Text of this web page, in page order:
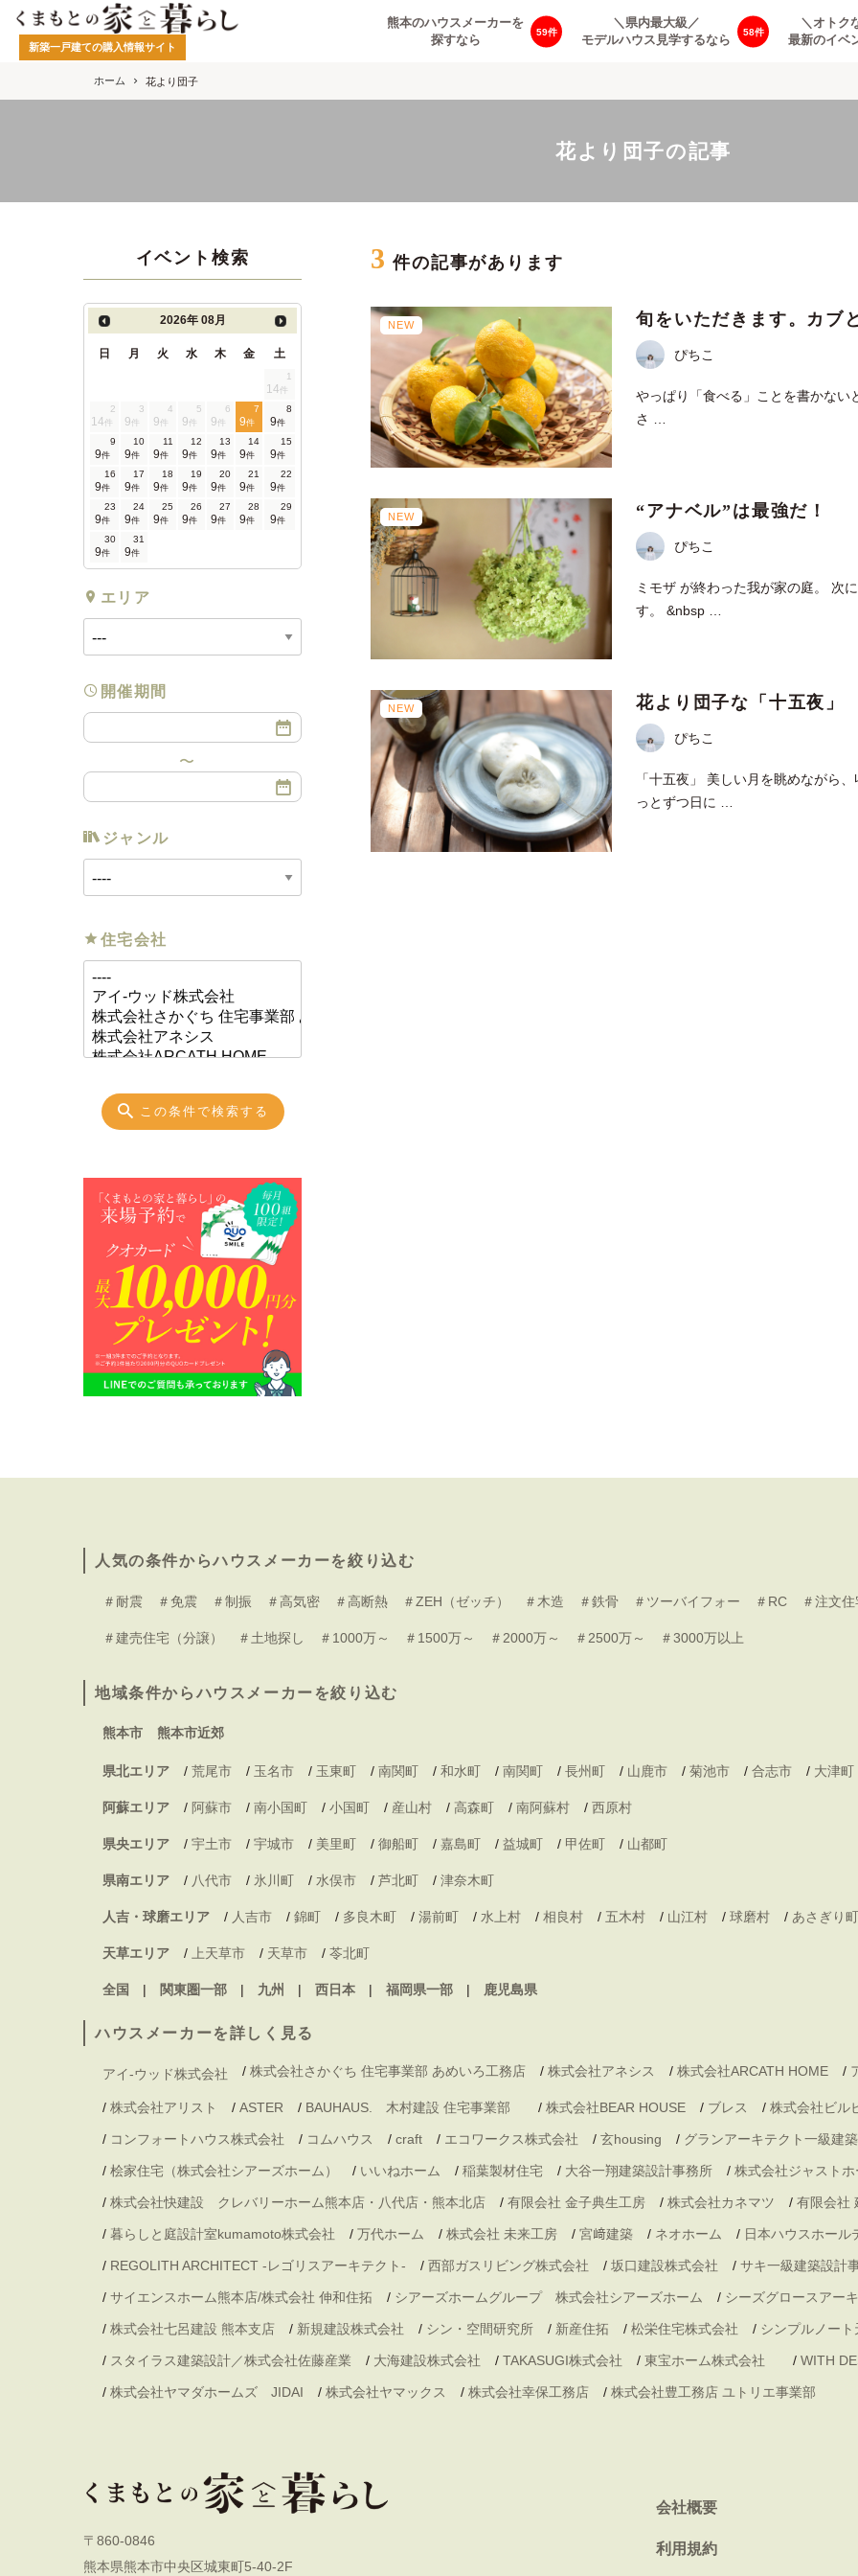
新築一戸建ての購入情報サイト
59
熊本のハウスメーカーを
探すなら
58
＼県内最大級／
モデルハウス見学するなら
＼オトク
最新のイベ
ホーム 花より団子
花より団子の記事
イベント検索
2026年 08月
日 月 火 水 木 金 土
1
14件
2
14件
3
9件
4
9件
5
9件
6
9件
7
9件
8
9件
9
9件
10
9件
11
9件
12
9件
13
9件
14
9件
15
9件
16
9件
17
9件
18
9件
19
9件
20
9件
21
9件
22
9件
23
9件
24
9件
25
9件
26
9件
27
9件
28
9件
29
9件
30
9件
31
9件
エリア
開催期間
ジャンル
住宅会社
この条件で検索する
3 件の記事があります
NEW 旬をいただきます。カブ
ぴちこ
やっぱり「食べる」ことを書かな
さ …
NEW “アナベル”は最強だ！
ぴちこ
ミモザ が終わった我が家の庭。 次
す。 &nbsp …
NEW 花より団子な「十五夜」
ぴちこ
「十五夜」 美しい月を眺めながら
っとずつ日に …
人気の条件からハウスメーカーを絞り込む
＃耐震 ＃免震 ＃制振 ＃高気密 ＃高断熱 ＃ZEH（ゼッチ） ＃木造 ＃鉄骨 ＃ツーバイフォー ＃RC ＃注文
＃建売住宅（分譲） ＃土地探し ＃1000万～ ＃1500万～ ＃2000万～ ＃2500万～ ＃3000万以上
地域条件からハウスメーカーを絞り込む
熊本市 熊本市近郊
県北エリア / 荒尾市 / 玉名市 / 玉東町 / 南関町 / 和水町 / 南関町 / 長州町 / 山鹿市 / 菊池市 / 合志市 / 大津町
阿蘇エリア / 阿蘇市 / 南小国町 / 小国町 / 産山村 / 高森町 / 南阿蘇村 / 西原村
県央エリア / 宇土市 / 宇城市 / 美里町 / 御船町 / 嘉島町 / 益城町 / 甲佐町 / 山都町
県南エリア / 八代市 / 氷川町 / 水俣市 / 芦北町 / 津奈木町
人吉・球磨エリア / 人吉市 / 錦町 / 多良木町 / 湯前町 / 水上村 / 相良村 / 五木村 / 山江村 / 球磨村 / あさぎり町
天草エリア / 上天草市 / 天草市 / 苓北町
全国 関東圏一部 九州 西日本 福岡県一部 鹿児島県
ハウスメーカーを詳しく見る
アイ-ウッド株式会社 / 株式会社さかぐち 住宅事業部 あめいろ工務店 / 株式会社アネシス / 株式会社ARCATH HOME /
/ 株式会社アリスト / ASTER / BAUHAUS. 木村建設 住宅事業部 / 株式会社BEAR HOUSE / ブレス / 株式会社ビル
/ コンフォートハウス株式会社 / コムハウス / craft / エコワークス株式会社 / 玄housing / グランアーキテクト一級建
/ 桧家住宅（株式会社シアーズホーム） / いいねホーム / 稲葉製材住宅 / 大谷一翔建築設計事務所 / 株式会社ジャストホ
/ 株式会社快建設 クレバリーホーム熊本店・八代店・熊本北店 / 有限会社 金子典生工房 / 株式会社カネマツ / 有限会社
/ 暮らしと庭設計室kumamoto株式会社 / 万代ホーム / 株式会社 未来工房 / 宮﨑建築 / ネオホーム / 日本ハウスホール
/ REGOLITH ARCHITECT -レゴリスアーキテクト- / 西部ガスリビング株式会社 / 坂口建設株式会社 / サキ一級建築設
/ サイエンスホーム熊本店/株式会社 伸和住拓 / シアーズホームグループ 株式会社シアーズホーム / シーズグロースアー
/ 株式会社七呂建設 熊本支店 / 新規建設株式会社 / シン・空間研究所 / 新産住拓 / 松栄住宅株式会社 / シンプルノー
/ スタイラス建築設計／株式会社佐藤産業 / 大海建設株式会社 / TAKASUGI株式会社 / 東宝ホーム株式会社 / WITH
/ 株式会社ヤマダホームズ JIDAI / 株式会社ヤマックス / 株式会社幸保工務店 / 株式会社豊工務店 ユトリエ事業部
〒860-0846
熊本県熊本市中央区城東町5-40-2F
会社概要
利用規約